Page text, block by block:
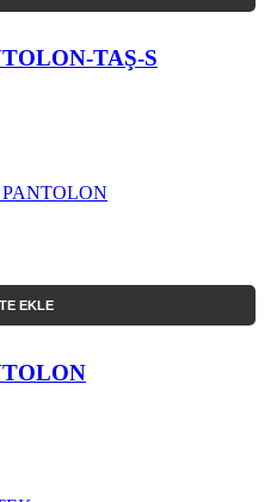
TAŞ-S
EKLE